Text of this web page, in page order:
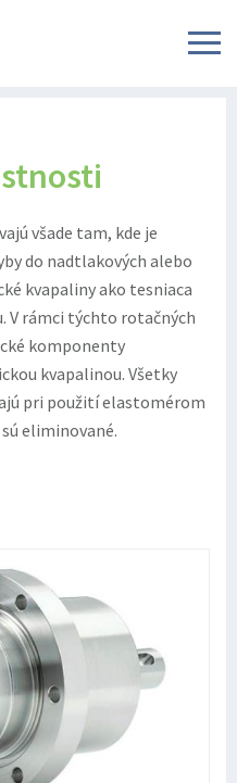
všade tam, kde je
do nadtlakových alebo
kvapaliny ako tesniaca
V rámci týchto rotačných
komponenty
kvapalinou. Všetky
pri použití elastomérom
eliminované.